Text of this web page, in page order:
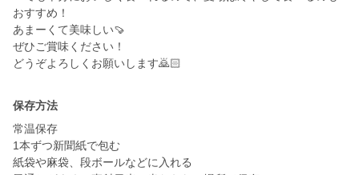
おすすめ！
あまーくて美味しい🍠
ぜひご賞味ください！
どうぞよろしくお願いします🙇🏻
保存方法
常温保存
1本ずつ新聞紙で包む
紙袋や麻袋、段ボールなどに入れる